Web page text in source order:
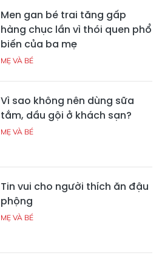
Men gan bé trai tăng gấp
hàng chục lần vì thói quen phổ
biến của ba mẹ
MẸ VÀ BÉ
Vì sao không nên dùng sữa
tắm, dầu gội ở khách sạn?
MẸ VÀ BÉ
Tin vui cho người thích ăn đậu
phộng
MẸ VÀ BÉ